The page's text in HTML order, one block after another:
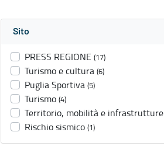
Sito
PRESS REGIONE (17)
Turismo e cultura (6)
Puglia Sportiva (5)
Turismo (4)
Territorio, mobilità e infrastrutture
Rischio sismico (1)